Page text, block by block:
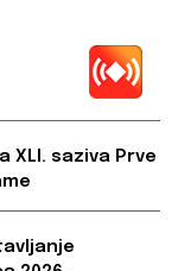
XLI. saziva Prve